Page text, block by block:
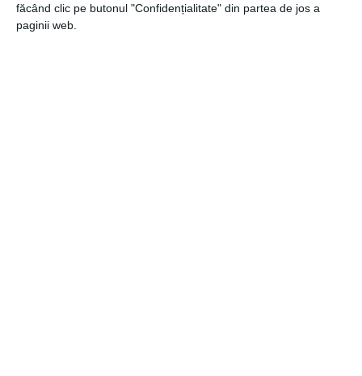
făcând clic pe butonul "Confidențialitate" din partea de jos a
paginii web.
30 august 2024